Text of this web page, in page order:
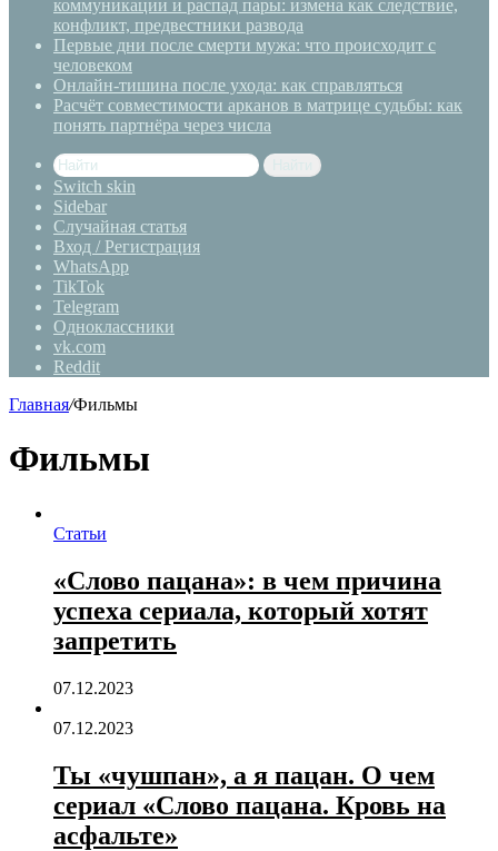
коммуникации и распад пары: измена как следствие,
конфликт, предвестники развода
Первые дни после смерти мужа: что происходит с
человеком
Онлайн-тишина после ухода: как справляться
Расчёт совместимости арканов в матрице судьбы: как
понять партнёра через числа
Switch skin
Sidebar
Случайная статья
Вход / Регистрация
WhatsApp
TikTok
Telegram
Одноклассники
vk.com
Reddit
Главная/Фильмы
Фильмы
Статьи
«Слово пацана»: в чем причина
успеха сериала, который хотят
запретить
07.12.2023
07.12.2023
Ты «чушпан», а я пацан. О чем
сериал «Слово пацана. Кровь на
асфальте»